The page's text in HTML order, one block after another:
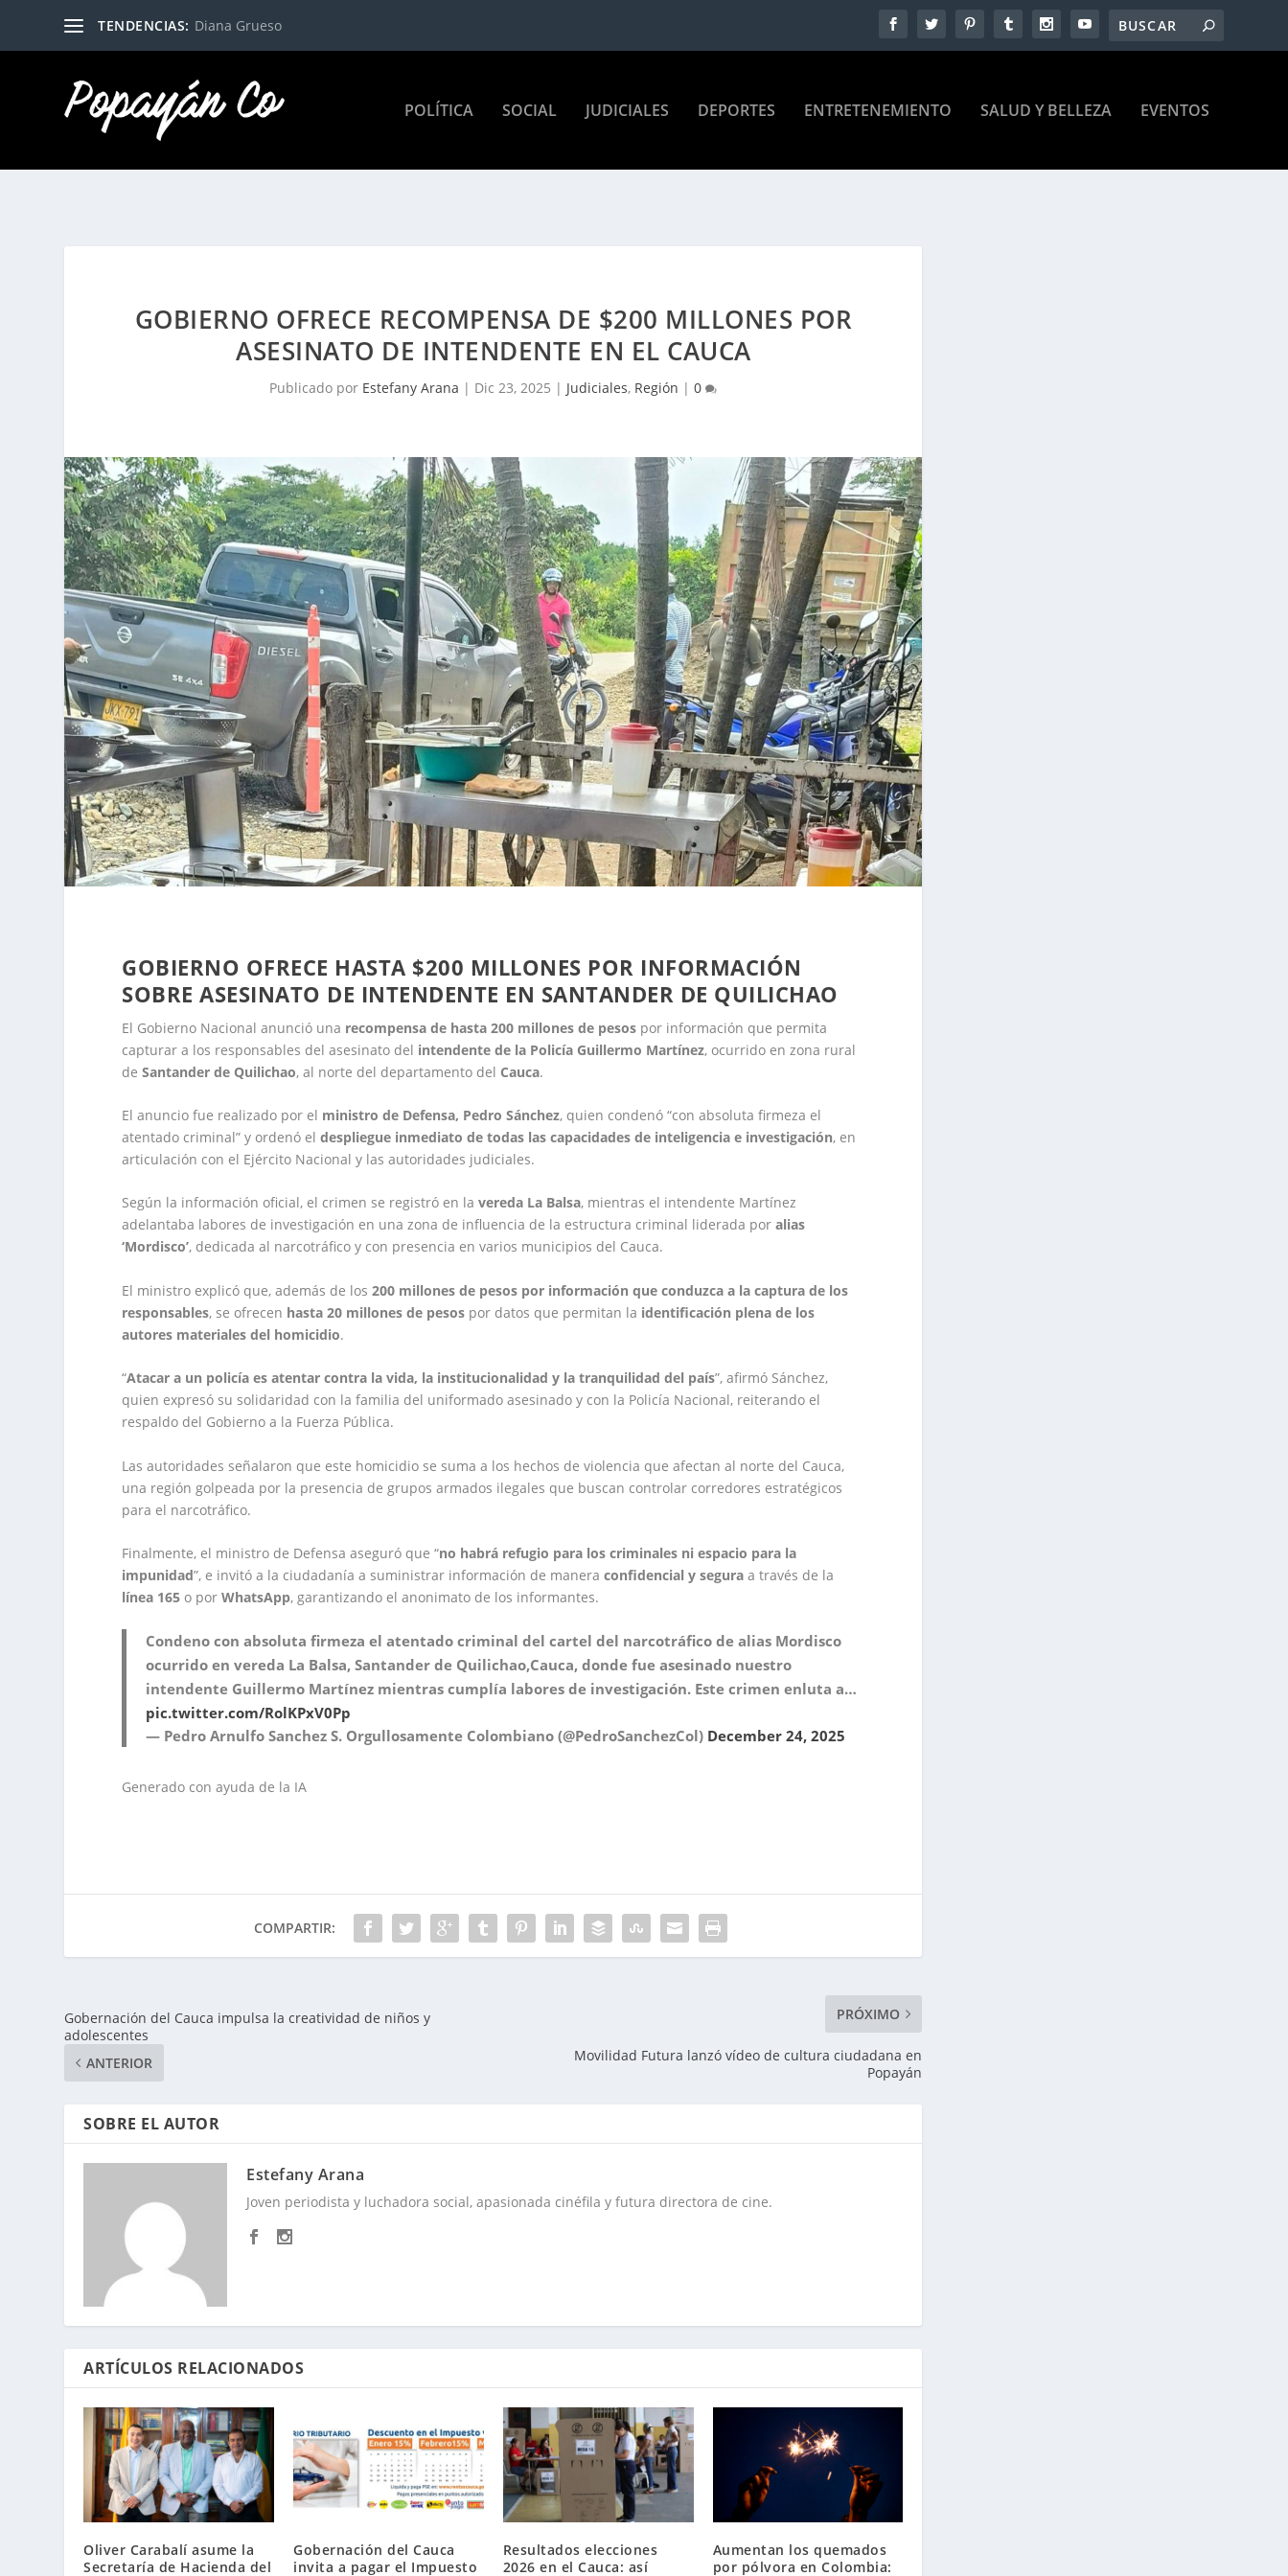
TENDENCIAS: Diana Grueso
POLÍTICA SOCIAL JUDICIALES DEPORTES ENTRETENEMIENTO SALUD Y BELLEZA EVENTOS
GOBIERNO OFRECE RECOMPENSA DE $200 MILLONES POR
ASESINATO DE INTENDENTE EN EL CAUCA
Publicado por Estefany Arana | Dic 23, 2025 | Judiciales, Región |0
GOBIERNO OFRECE HASTA $200 MILLONES POR INFORMACIÓN
SOBRE ASESINATO DE INTENDENTE EN SANTANDER DE QUILICHAO
El Gobierno Nacional anunció una recompensa de hasta 200 millones de pesos por información que permita
capturar a los responsables del asesinato del intendente de la Policía Guillermo Martínez, ocurrido en zona rural
deSantander de Quilichao, al norte del departamento del Cauca.
El anuncio fue realizado por el ministro de Defensa, Pedro Sánchez, quien condenó “con absoluta firmeza el
atentado criminal” y ordenó eldespliegue inmediato de todas las capacidades de inteligencia e investigación, en
articulación con el Ejército Nacional y las autoridades judiciales.
Según la información oficial, el crimen se registró en lavereda La Balsa, mientras el intendente Martínez
adelantaba labores de investigación en una zona de influencia de la estructura criminal liderada poralias
‘Mordisco’, dedicada al narcotráfico y con presencia en varios municipios del Cauca.
El ministro explicó que, además de los200 millones de pesos por información que conduzca a la captura de los
responsables, se ofrecen hasta 20 millones de pesos por datos que permitan la identificación plena de los
autores materiales del homicidio.
“Atacar a un policía es atentar contra la vida, la institucionalidad y la tranquilidad del país”, afirmó Sánchez,
quien expresó su solidaridad con la familia del uniformado asesinado y con la Policía Nacional, reiterando el
respaldo del Gobierno a la Fuerza Pública.
Las autoridades señalaron que este homicidio se suma a los hechos de violencia que afectan al norte del Cauca,
una región golpeada por la presencia de grupos armados ilegales que buscan controlar corredores estratégicos
para el narcotráfico.
Finalmente, el ministro de Defensa aseguró que “no habrá refugio para los criminales ni espacio para la
impunidad”, e invitó a la ciudadanía a suministrar información de maneraconfidencial y segura a través de la
línea 165 o porWhatsApp, garantizando el anonimato de los informantes.
Condeno con absoluta firmeza el atentado criminal del cartel del narcotráfico de alias Mordisco
ocurrido en vereda La Balsa, Santander de Quilichao,Cauca, donde fue asesinado nuestro
intendente Guillermo Martínez mientras cumplía labores de investigación. Este crimen enluta a…
pic.twitter.com/RolKPxV0Pp
— Pedro Arnulfo Sanchez S. Orgullosamente Colombiano (@PedroSanchezCol) December 24, 2025
Generado con ayuda de la IA
COMPARTIR:
Gobernación del Cauca impulsa la creatividad de niños y
adolescentes
ANTERIOR
PRÓXIMO
Movilidad Futura lanzó vídeo de cultura ciudadana en
Popayán
SOBRE EL AUTOR
Estefany Arana
Joven periodista y luchadora social, apasionada cinéfila y futura directora de cine.
ARTÍCULOS RELACIONADOS
Oliver Carabalí asume la
Secretaría de Hacienda del
Gobernación del Cauca
invita a pagar el Impuesto
Resultados elecciones
2026 en el Cauca: así
Aumentan los quemados
por pólvora en Colombia: